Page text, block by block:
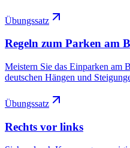
Übungssatz
Regeln zum Parken am
Meistern Sie das Einparken am
deutschen Hängen und
Übungssatz
Rechts vor links